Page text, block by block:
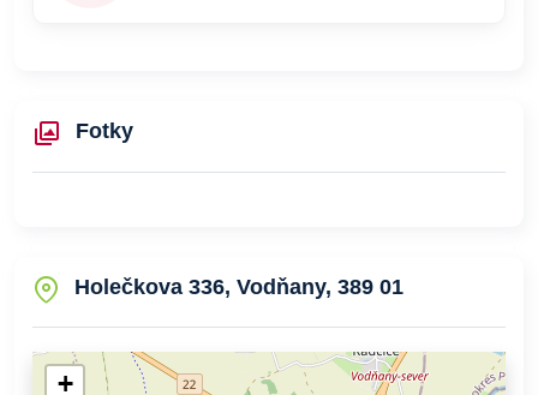
Fotky
Holečkova 336, Vodňany, 389 01
+